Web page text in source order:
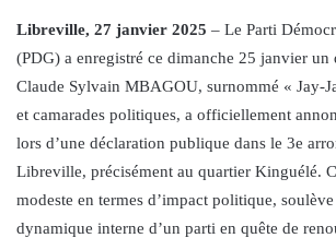
Libreville, 27 janvier 2025 – Le Parti
(PDG) a enregistré ce dimanche 25 janvier un
Claude Sylvain MBAGOU, surnommé « Jay-
et camarades politiques, a officiellement
lors d’une déclaration publique dans le 3e
Libreville, précisément au quartier Kinguélé.
modeste en termes d’impact politique,
dynamique interne d’un parti en quête de